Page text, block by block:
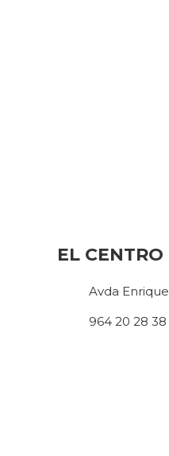
EL CENTRO
Avda
964 20 28 38